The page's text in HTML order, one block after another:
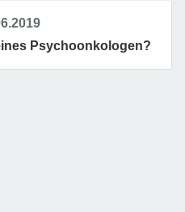
Psychoonkologen?